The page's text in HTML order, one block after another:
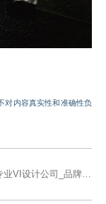
对内容真实性和准确性负
设计公司_品牌形象VI设计服